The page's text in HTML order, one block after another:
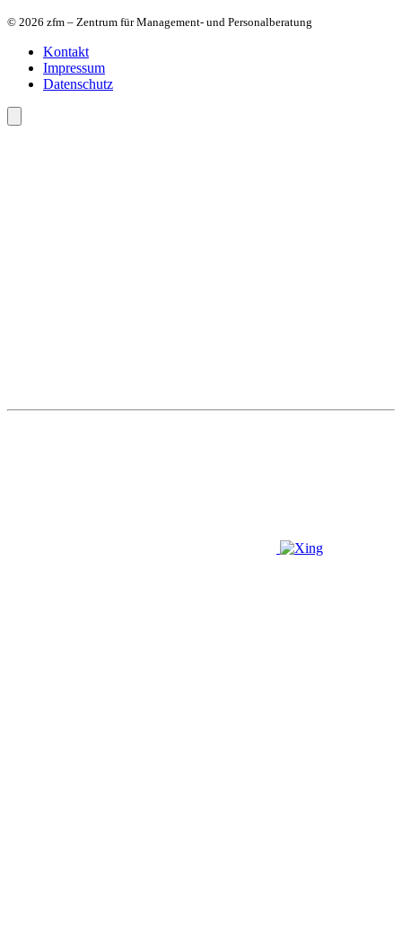
© 2026 zfm – Zentrum für Management- und Personalberatung
Kontakt
Impressum
Datenschutz